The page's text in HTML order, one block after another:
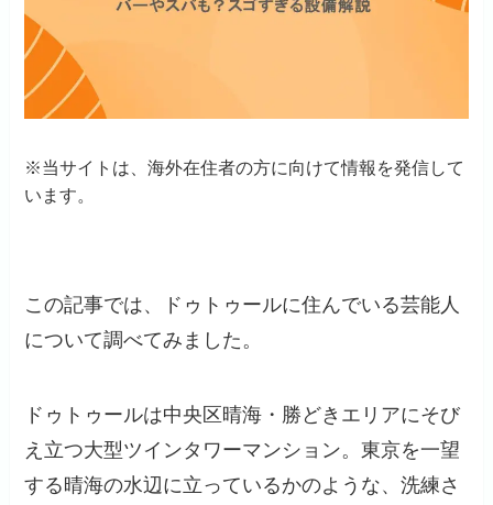
※当サイトは、海外在住者の方に向けて情報を発信して
います。
この記事では、ドゥトゥールに住んでいる芸能人
について調べてみました。
ドゥトゥールは中央区晴海・勝どきエリアにそび
え立つ大型ツインタワーマンション。東京を一望
する晴海の水辺に立っているかのような、洗練さ